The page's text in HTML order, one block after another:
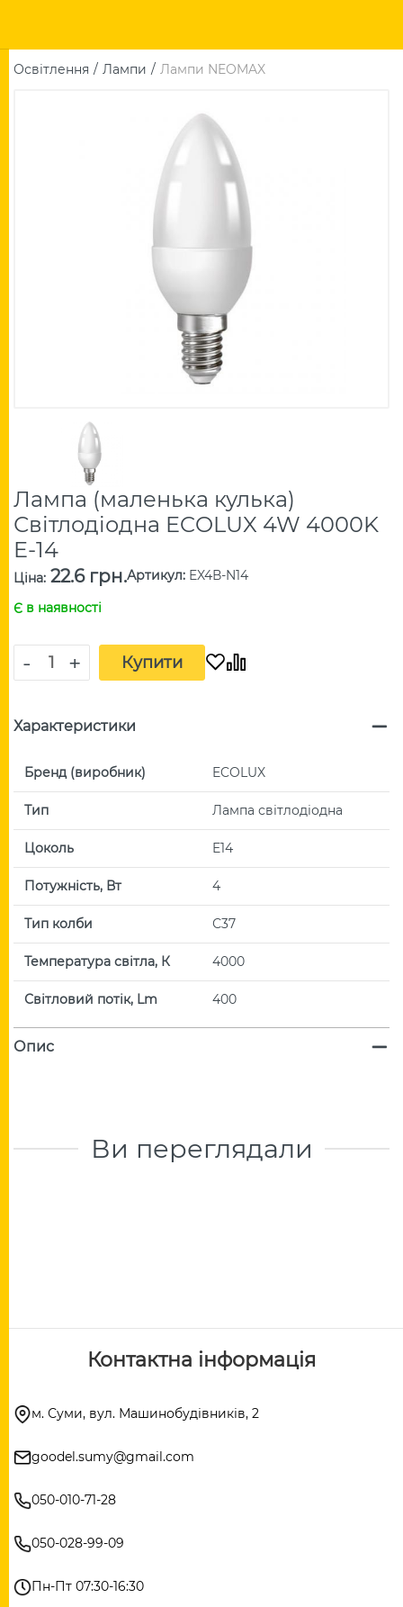
Освітлення Лампи Лампи NEOMAX
Лампа (маленька кулька)
Світлодіодна ECOLUX 4W 4000K
E-14
Ціна: 22.6 грн.Артикул: EX4В-N14
Є в наявності
- + Купити
Характеристики
Бренд (виробник) ECOLUX
Тип Лампа світлодіодна
Цоколь E14
Потужність, Вт 4
Тип колби С37
Температура світла, К 4000
Світловий потік, Lm 400
Опис
Ви переглядали
Контактна інформація
м. Суми, вул. Машинобудівників, 2
goodel.sumy@gmail.com
050-010-71-28
050-028-99-09
Пн-Пт 07:30-16:30